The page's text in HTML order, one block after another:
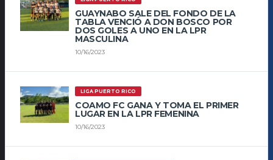
GUAYNABO SALE DEL FONDO DE LA
TABLA VENCIÓ A DON BOSCO POR
DOS GOLES A UNO EN LA LPR
MASCULINA
10/16/2023
LIGA PUERTO RICO
COAMO FC GANA Y TOMA EL PRIMER
LUGAR EN LA LPR FEMENINA
10/16/2023